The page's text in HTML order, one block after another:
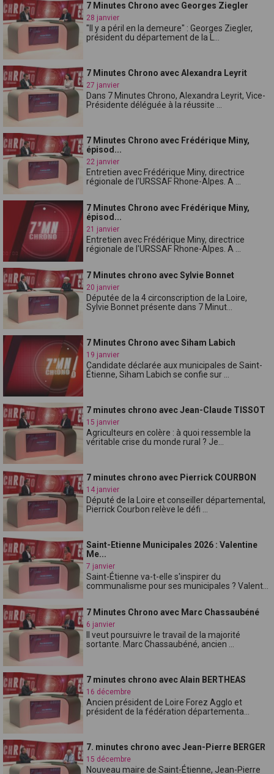
7 Minutes Chrono avec Georges Ziegler
28 janvier
"Il y a péril en la demeure" : Georges Ziegler,
président du département de la L...
7 Minutes Chrono avec Alexandra Leyrit
27 janvier
Dans 7 Minutes Chrono, Alexandra Leyrit, Vice-
Présidente déléguée à la réussite ...
7 Minutes Chrono avec Frédérique Miny,
épisod...
22 janvier
Entretien avec Frédérique Miny, directrice
régionale de l'URSSAF Rhone-Alpes. A ...
7 Minutes Chrono avec Frédérique Miny,
épisod...
21 janvier
Entretien avec Frédérique Miny, directrice
régionale de l'URSSAF Rhone-Alpes. A ...
7 Minutes chrono avec Sylvie Bonnet
20 janvier
Députée de la 4 circonscription de la Loire,
Sylvie Bonnet présente dans 7 Minut...
7 Minutes Chrono avec Siham Labich
19 janvier
Candidate déclarée aux municipales de Saint-
Étienne, Siham Labich se confie sur ...
7 minutes chrono avec Jean-Claude TISSOT
15 janvier
Agriculteurs en colère : à quoi ressemble la
véritable crise du monde rural ? Je...
7 minutes chrono avec Pierrick COURBON
14 janvier
Député de la Loire et conseiller départemental,
Pierrick Courbon relève le défi ...
Saint-Etienne Municipales 2026 : Valentine
Me...
7 janvier
Saint-Étienne va-t-elle s'inspirer du
communalisme pour ses municipales ? Valent...
7 Minutes Chrono avec Marc Chassaubéné
6 janvier
Il veut poursuivre le travail de la majorité
sortante. Marc Chassaubéné, ancien ...
7 minutes chrono avec Alain BERTHEAS
16 décembre
Ancien président de Loire Forez Agglo et
président de la fédération départementa...
7. minutes chrono avec Jean-Pierre BERGER
15 décembre
Nouveau maire de Saint-Étienne, Jean-Pierre